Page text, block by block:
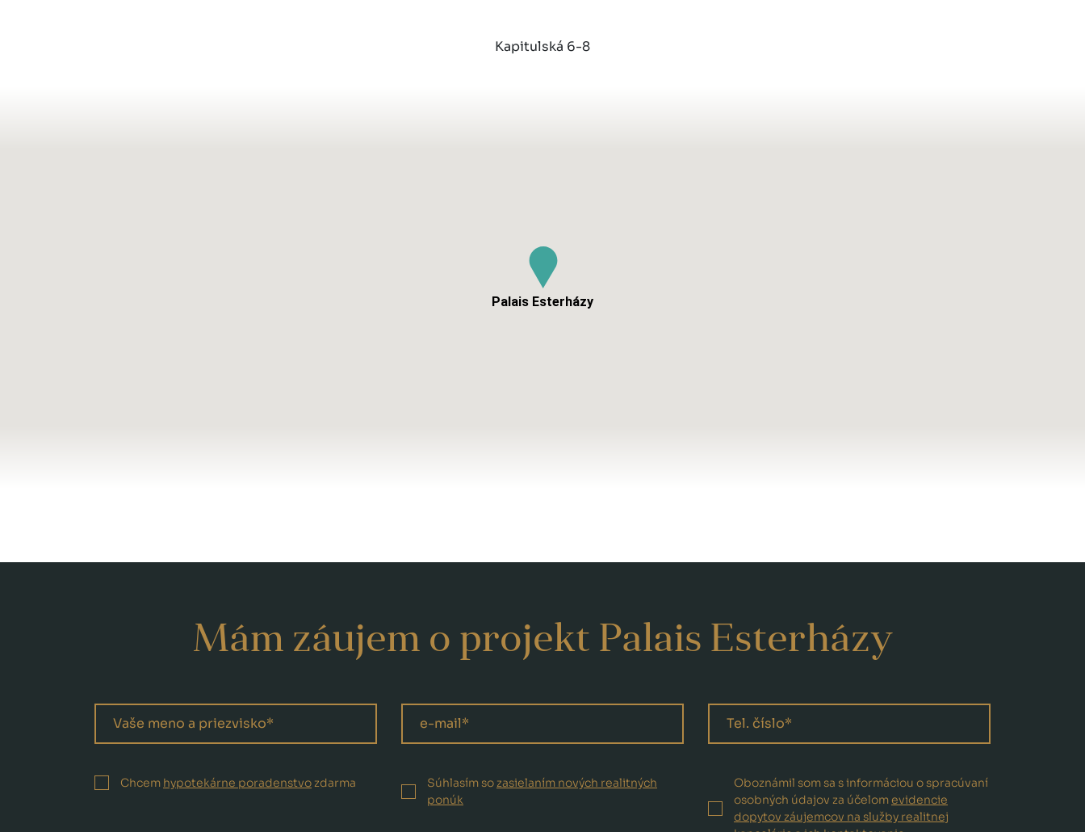
Kapitulská 6-8
Palais Esterházy
Mám záujem o projekt Palais Esterházy
Chcem hypotekárne poradenstvo zdarma Súhlasím so zasielaním nových realitných
ponúk
Oboznámil som sa s informáciou o spracúvaní
osobných údajov za účelomevidencie
dopytov záujemcov na služby realitnej